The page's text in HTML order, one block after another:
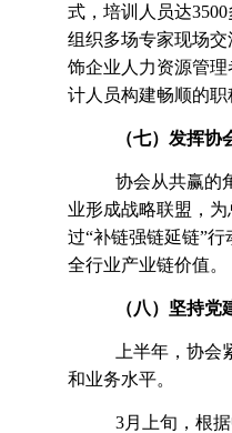
式，培训人员达
组织多场专家现场
饰企业人力资源管
计人员构建畅顺的
（七）发挥协
协会从共赢的
业形成战略联盟，
过“补链强链延链”
全行业产业链价值。
（八 ）坚持党
上半年，协会
和业务水平。
3月上旬，根